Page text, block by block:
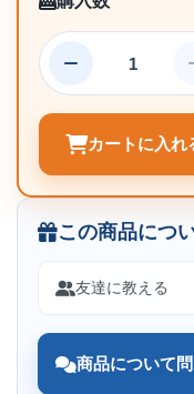
カートに入れ
この商品につ
友達に教える
商品について